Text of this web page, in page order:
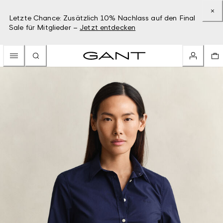
Letzte Chance: Zusätzlich 10% Nachlass auf den Final
Sale für Mitglieder – Jetzt entdecken